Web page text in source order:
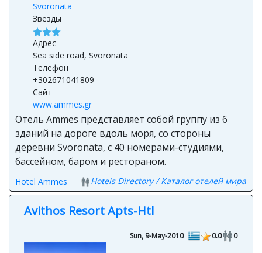
Svoronata
Звезды
Адрес
Sea side road, Svoronata
Телефон
+302671041809
Сайт
www.ammes.gr
Отель Ammes представляет собой группу из 6
зданий на дороге вдоль моря, со стороны
деревни Svoronata, с 40 номерами-студиями,
бассейном, баром и рестораном.
Hotel Ammes Hotels Directory / Каталог отелей мира
Avithos Resort Apts-Htl
Sun, 9-May-2010 0.0 0